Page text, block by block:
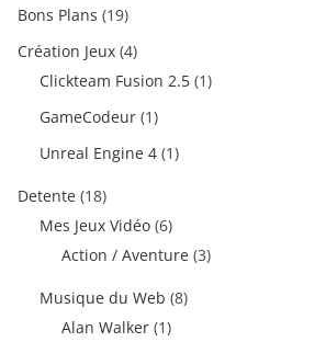
Bons Plans (19)
Création Jeux (4)
Clickteam Fusion 2.5 (1)
GameCodeur (1)
Unreal Engine 4 (1)
Detente (18)
Mes Jeux Vidéo (6)
Action / Aventure (3)
Musique du Web (8)
Alan Walker (1)